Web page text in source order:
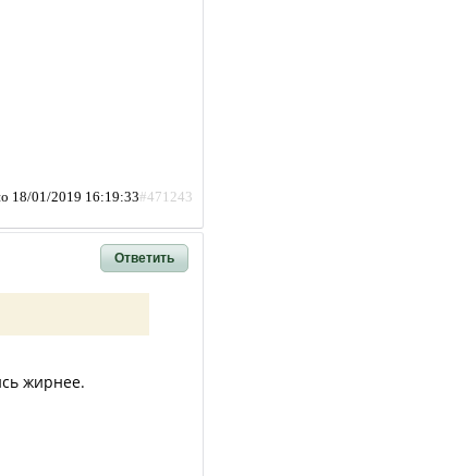
18/01/2019 16:19:33#471243
Ответить
жирнее.